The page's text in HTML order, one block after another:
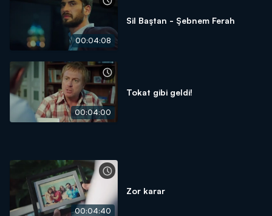
00:04:08
Sil Baştan - Şebnem Ferah
00:04:00
Tokat gibi geldi!
00:04:40
Zor karar